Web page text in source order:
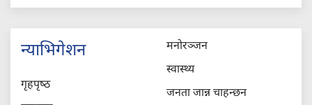
न्याभिगेशन
गृहपृष्‍ठ
मनोरञ्जन
स्वास्थ्य
जनता जान्न चाहन्छन